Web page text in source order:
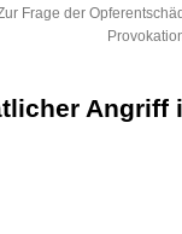
Frage der
Angriff